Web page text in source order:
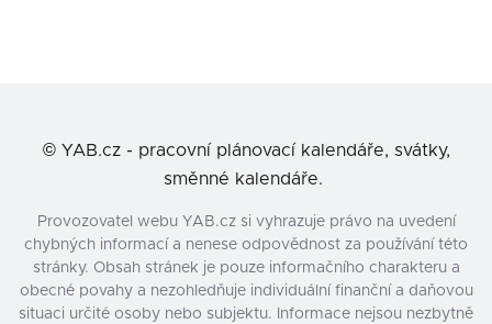
© YAB.cz - pracovní plánovací kalendáře, svátky,
směnné kalendáře.
Provozovatel webu YAB.cz si vyhrazuje právo na uvedení
chybných informací a nenese odpovědnost za používání této
stránky. Obsah stránek je pouze informačního charakteru a
obecné povahy a nezohledňuje individuální finanční a daňovou
situaci určité osoby nebo subjektu. Informace nejsou nezbytně